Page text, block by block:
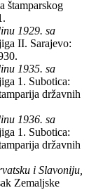
štamparskog
1929. sa
II. Sarajevo:
1935. sa
1. Subotica:
državnih
1936. sa
1. Subotica:
državnih
i Slavoniju,
Zemaljske